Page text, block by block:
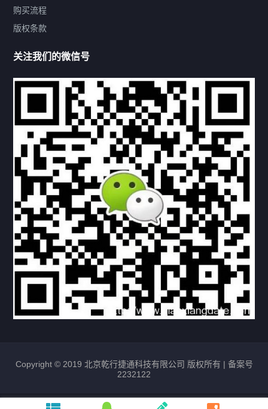
热门标签
机构链接
联系方式 关于我们
下载与支持
资料下载 视频中心
常见问题
购买流程 版权条款
北京乾行捷通荣获阿里巴巴国际站多项年度荣誉，持续引
领ICT与AI行业发展
2025/12/22 526 新闻中心 信创服务器国产服务器
唯一非北美厂商！华为入选2024年Gartner®企业网络技
购买流程
版权条款
关注我们的微信号
Copyright © 2019 北京乾行捷通科技有限公司 版权所有 | 备案号
2232122